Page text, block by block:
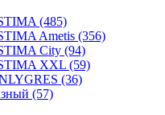
(485)
Ametis (356)
City (94)
XXL (59)
(36)
(57)